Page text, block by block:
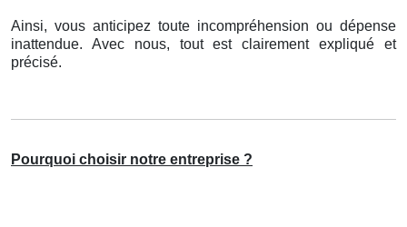
Ainsi, vous anticipez toute incompréhension ou dépense
inattendue. Avec nous, tout est clairement expliqué et
précisé.
Pourquoi choisir notre entreprise ?